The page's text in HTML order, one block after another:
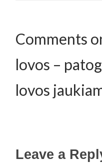
Comments
lovos –
lovos
Leave a